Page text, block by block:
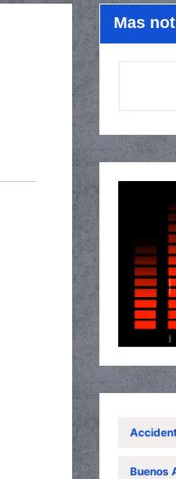
Mas
Buenos